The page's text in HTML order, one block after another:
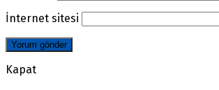
İnternet sitesi
Kapat